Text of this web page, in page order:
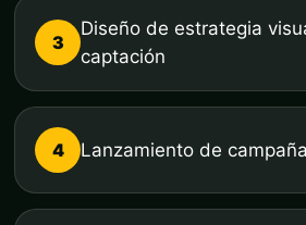
3
Diseño de estrategia
captación
4 Lanzamiento de